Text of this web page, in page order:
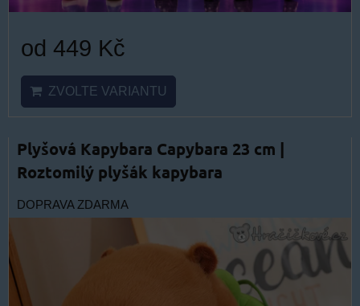
od 449 Kč
ZVOLTE VARIANTU
Plyšová Kapybara Capybara 23 cm |
Roztomilý plyšák kapybara
DOPRAVA ZDARMA